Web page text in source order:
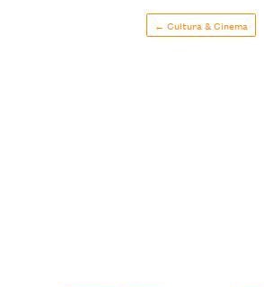
← Cultura & Cinema